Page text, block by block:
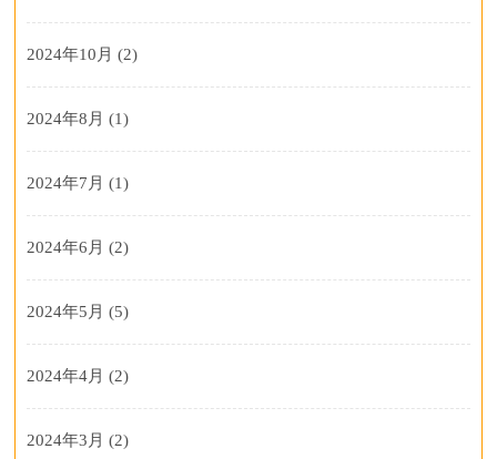
2024年10月 (2)
2024年8月 (1)
2024年7月 (1)
2024年6月 (2)
2024年5月 (5)
2024年4月 (2)
2024年3月 (2)